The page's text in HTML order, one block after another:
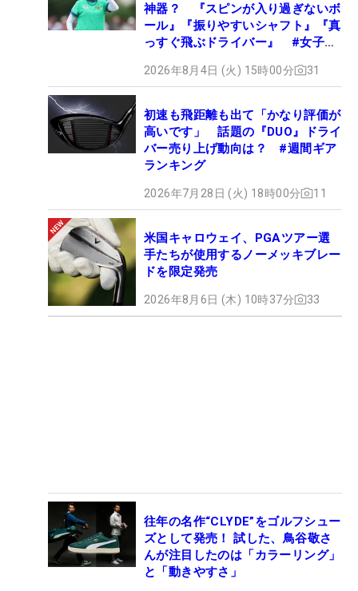
神器？ 『スピンが入り過ぎないボ
ール』『振りやすいシャフト』『真
っすぐ飛ぶドライバー』 #女子プ
2026年8月4日 (火) 15時00分 31
初速も飛距離も出て「かなり評価が
高いです」 話題の『DUO』ドライ
バー売り上げ動向は？ #週間ギア
ランキング
2026年7月28日 (火) 18時00分 11
米国キャロウェイ、PGAツアー選
手たちが使用するノーメッキブレー
ドを限定発売
2026年8月6日 (木) 10時37分 33
往年の名作“CLYDE”をゴルフシュー
ズとして発売！ 試した、鳥谷敬さ
んが注目したのは「カラーリング」
と「動きやすさ」